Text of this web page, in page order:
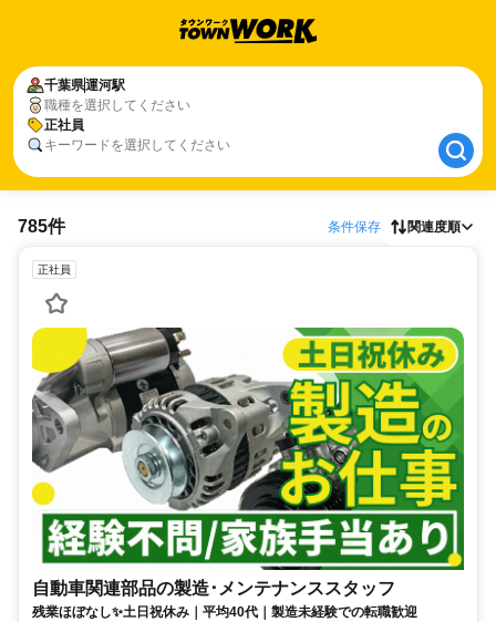
千葉県運河駅
職種を選択してください
正社員
キーワードを選択してください
千葉県運河駅
正社員
785件 条件保存 関連度順
正社員
自動車関連部品の製造･メンテナンススタッフ
残業ほぼなし✨土日祝休み｜平均40代｜製造未経験での転職歓迎